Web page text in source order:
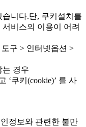
니다.단, 쿠키설치를
비스의 이용이 어려
구 > 인터넷옵션 >
는 경우
‘쿠키(cookie)’ 를 사
정보와 관련한 불만